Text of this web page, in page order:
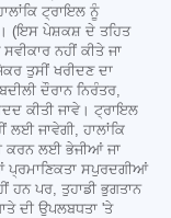
ਟ੍ਰਾਇਲ ਨੂੰ
(ਇਸ ਪੇਸ਼ਕਸ਼ ਦੇ ਤਹਿਤ
ਨਹੀਂ ਕੀਤੇ ਜਾ
ਤੁਸੀਂ ਖਰੀਦਣ ਦਾ
ਦੌਰਾਨ ਨਿਰੰਤਰ,
ਕੀਤੀ ਜਾਵੇ। ਟ੍ਰਾਇਲ
ਲਈ ਜਾਵੇਗੀ, ਹਾਲਾਂਕਿ
ਕਰਨ ਲਈ ਭੇਜੀਆਂ ਜਾ
ਪ੍ਰਮਾਣਿਕਤਾ ਸਪੁਰਦਗੀਆਂ
ਹਨ ਪਰ, ਤੁਹਾਡੀ ਭੁਗਤਾਨ
ਦੀ ਉਪਲਬਧਤਾ 'ਤੇ